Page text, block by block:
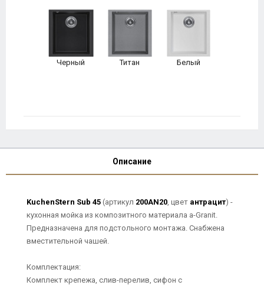
Черный Титан Белый
Описание
KuchenStern Sub 45 (артикул 200AN20, цвет антрацит) -
кухонная мойка из композитного материала a-Granit.
Предназначена для подстольного монтажа. Снабжена
вместительной чашей.
Комплектация:
Комплект крепежа, слив-перелив, сифон с